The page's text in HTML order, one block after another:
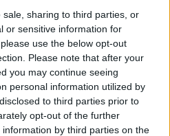
sharing to third parties, or
or sensitive information for
use the below opt-out
Please note that after your
you may continue seeing
personal information utilized by
to third parties prior to
opt-out of the further
by third parties on the
μασήσει και ο φτωχός ! 🙏
πού έγραφε ποιήματα
ήγέτη Στάλιν?.